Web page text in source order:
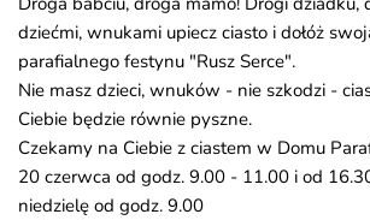
dziećmi, wnukami upiecz ciasto i dołóż
parafialnego festynu "Rusz Serce".
Nie masz dzieci, wnuków - nie szkodzi -
Ciebie będzie równie pyszne.
Czekamy na Ciebie z ciastem w Domu
20 czerwca od godz. 9.00 - 11.00 i od
niedzielę od godz. 9.00